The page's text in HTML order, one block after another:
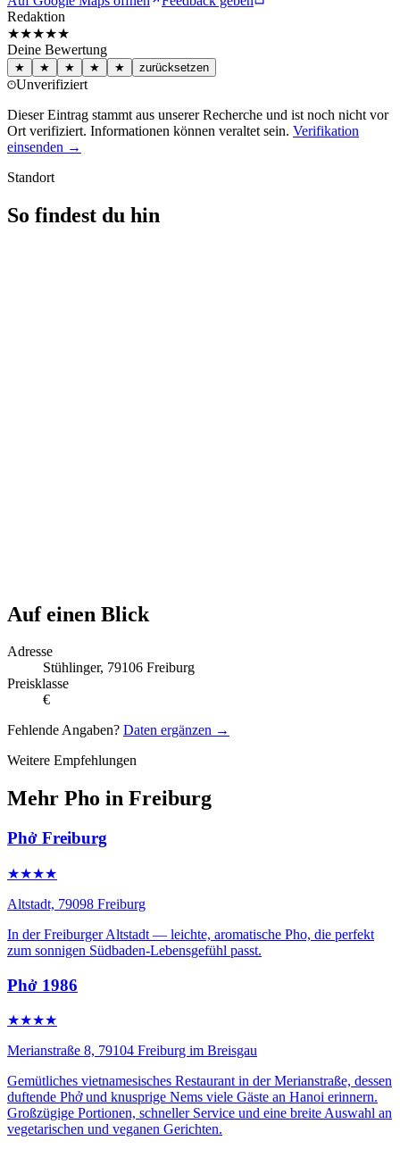
Redaktion
★★★★★
Deine Bewertung
★ ★ ★ ★ ★ zurücksetzen
Unverifiziert
Dieser Eintrag stammt aus unserer Recherche und ist noch nicht vor
Ort verifiziert. Informationen können veraltet sein. Verifikation
einsenden →
Standort
So findest du hin
Auf einen Blick
Adresse
Stühlinger, 79106 Freiburg
Preisklasse
€
Fehlende Angaben? Daten ergänzen →
Weitere Empfehlungen
Mehr Pho in Freiburg
Phở Freiburg
★★★★
Altstadt, 79098 Freiburg
In der Freiburger Altstadt — leichte, aromatische Pho, die perfekt
zum sonnigen Südbaden-Lebensgefühl passt.
Phở 1986
★★★★
Merianstraße 8, 79104 Freiburg im Breisgau
Gemütliches vietnamesisches Restaurant in der Merianstraße, dessen
duftende Phở und knusprige Nems viele Gäste an Hanoi erinnern.
Großzügige Portionen, schneller Service und eine breite Auswahl an
vegetarischen und veganen Gerichten.